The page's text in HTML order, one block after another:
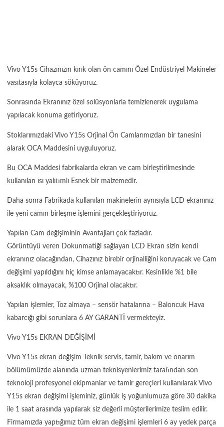
Vivo Y15s Cihazınızın kırık olan ön camını Özel Endüstriyel Makineler
vasıtasıyla kolayca söküyoruz.
Sonrasında Ekranınız özel solüsyonlarla temizlenerek uygulama
yapılacak konuma getiriyoruz.
Stoklarımızdaki Vivo Y15s Orjinal Ön Camlarımızdan bir tanesini
alarak OCA Maddesini uyguluyoruz.
Bu OCA Maddesi fabrikalarda ekran ve cam birleştirilmesinde
kullanılan ısı yalıtımlı Esnek bir malzemedir.
Daha sonra Fabrikada kullanılan makinelerin aynısıyla LCD ekranınız
ile yeni camın birleşme işlemini gerçekleştiriyoruz.
Yapılan Cam değişiminin Avantajları çok fazladır.
Görüntüyü veren Dokunmatiği sağlayan LCD Ekran sizin kendi
ekranınız olacağından, Cihazınız birebir orjinalliğini koruyacak ve Cam
değişimi yapıldığını hiç kimse anlamayacaktır. Kesinlikle %1 bile
aksaklık olmayacak, %100 Orjinal olacaktır.
Yapılan işlemler, Toz almaya – sensör hatalarına – Baloncuk Hava
kabarcığı gibi sorunlara 6 AY GARANTİ vermekteyiz.
Vivo Y15s EKRAN DEĞİŞİMİ
Vivo Y15s ekran değişim Teknik servis, tamir, bakım ve onarım
bölümümüzde alanında uzman teknisyenlerimiz tarafından son
teknoloji profesyonel ekipmanlar ve tamir gereçleri kullanılarak Vivo
Y15s ekran değişimi işleminiz, günlük iş yoğunlumuza göre 30 dakika
ile 1 saat arasında yapılarak siz değerli müşterilerimize teslim edilir.
Firmamızda yaptığımız tüm ekran değişimi işlemleri 6 ay yedek parça